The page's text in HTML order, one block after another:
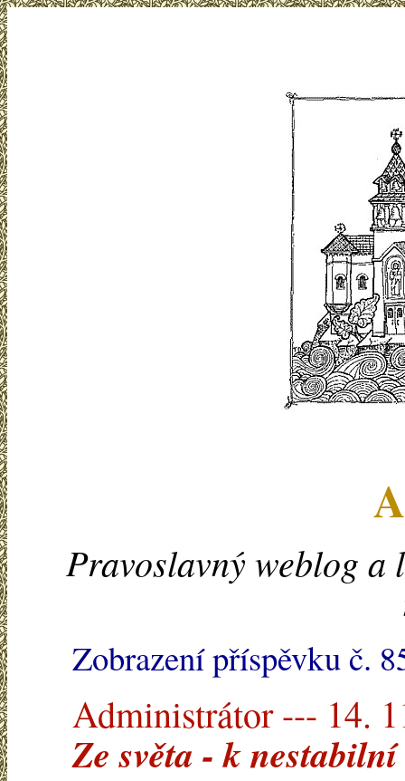
Pravoslavný weblog a
Zobrazení příspěvku č.
Administrátor --- 14.
Ze světa - k